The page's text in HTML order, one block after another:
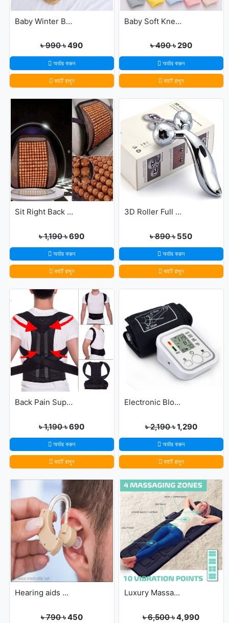
Baby Winter Blanket Winter Protection Worm Baby Care Blanket For ( 0-1year Babies )
৳ 990৳ 490
অর্ডার করুন
কার্টে রাখুন
Baby Soft Knee Pads for Safety - Multicolor
৳ 490৳ 290
অর্ডার করুন
কার্টে রাখুন
Sit Right Back Support For Any Kind Of Chair High Quality
৳ 1,190৳ 690
অর্ডার করুন
কার্টে রাখুন
3D Roller Full Body Massager
৳ 890৳ 550
অর্ডার করুন
কার্টে রাখুন
Back Pain Support Belt For Men & Womens
৳ 1,190৳ 690
অর্ডার করুন
কার্টে রাখুন
Electronic Blood Pressure Monitor
৳ 2,190৳ 1,290
অর্ডার করুন
কার্টে রাখুন
Hearing aids may help improve brain function
৳ 790৳ 450
Luxury Massage Mat
৳ 6,500৳ 4,990